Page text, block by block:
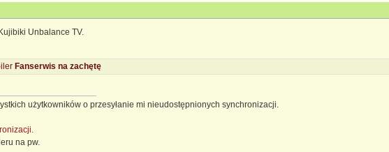
Unbalance TV.
Fanserwis na zachętę
użytkowników o przesyłanie mi nieudostępnionych synchronizacji.
na pw.